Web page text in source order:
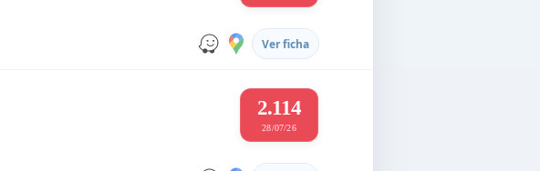
Ver ficha
2.114
28/07/26